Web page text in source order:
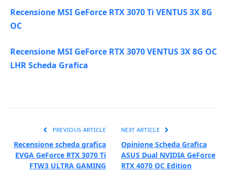
Recensione MSI GeForce RTX 3070 Ti VENTUS 3X 8G
OC
Recensione MSI GeForce RTX 3070 VENTUS 3X 8G OC
LHR Scheda Grafica
PREVIOUS ARTICLE
Recensione scheda grafica
EVGA GeForce RTX 3070 Ti
FTW3 ULTRA GAMING
NEXT ARTICLE
Opinione Scheda Grafica
ASUS Dual NVIDIA GeForce
RTX 4070 OC Edition